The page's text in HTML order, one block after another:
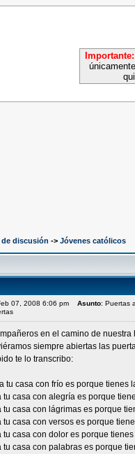
Importante:
discusión -> Jóvenes católicos
07, 2008 6:06 pm Asunto: Puertas
en el camino de
siempre abiertas las
te lo transcribo:
tu casa con frío es porque tienes
tu casa con alegría es porque
tu casa con lágrimas es porque
casa con versos es porque
tu casa con dolor es porque
tu casa con palabras es porque